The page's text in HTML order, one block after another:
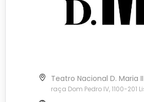
Teatro Nacional D. Maria II
raça Dom Pedro IV, 1100-201